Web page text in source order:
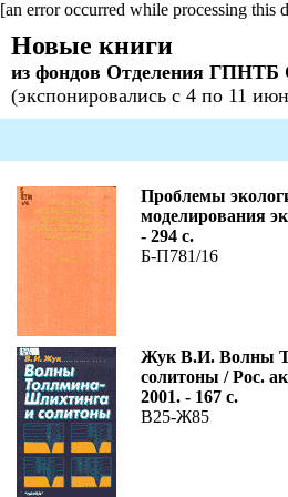
[an error occurred while processing this
Новые книги
из фондов Отделения
(экспонировались с 4 по 11
Проблемы
моделирования
- 294 с.
Б-П781/16
Жук В.И. Волны
солитоны / Рос.
2001. - 167 с.
В25-Ж85